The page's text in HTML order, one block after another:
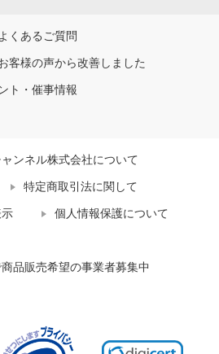
よくあるご質問
客様の声から改善しました
ト・催事情報
ンネル株式会社について
特定商取引法に関して
個人情報保護について
品販売希望の事業者募集中